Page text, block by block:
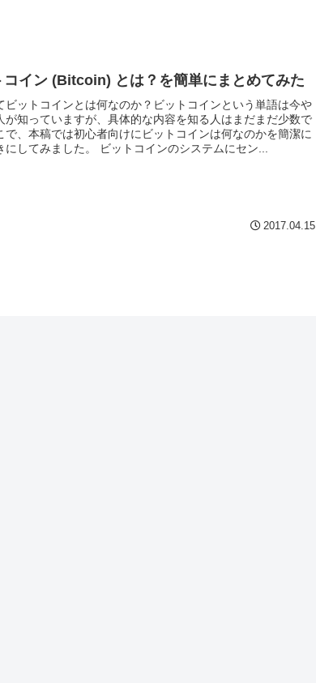
コイン (Bitcoin) とは？を簡単にまとめてみた
ビットコインとは何なのか？ビットコインという単語は今や
が知っていますが、具体的な内容を知る人はまだまだ少数で
で、本稿では初心者向けにビットコインは何なのかを簡潔に
にしてみました。 ビットコインのシステムにセン...
2017.04.15